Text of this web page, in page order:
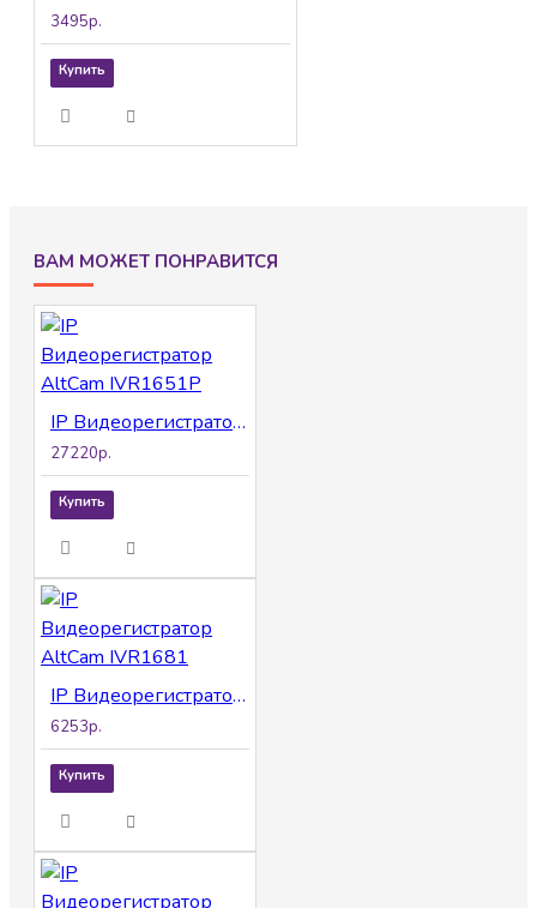
3495р.
Купить
ВАМ МОЖЕТ ПОНРАВИТСЯ
IP Видеорегистратор AltCam IVR1651P
27220р.
Купить
IP Видеорегистратор AltCam IVR1681
6253р.
Купить